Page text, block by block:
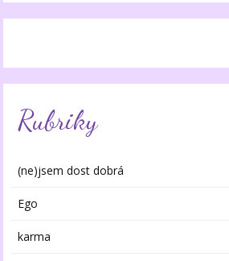
Rubriky
(ne)jsem dost dobrá
Ego
karma